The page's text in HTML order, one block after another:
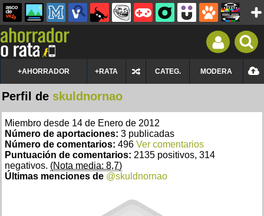
+AHORRADOR +RATA CATEG. MODERA
Perfil de skuldnornao
Miembro desde 14 de Enero de 2012
Número de aportaciones: 3 publicadas
Número de comentarios: 496 Ver comentarios
Puntuación de comentarios: 2135 positivos, 314
negativos. (Nota media: 8,7)
Últimas menciones de @skuldnornao